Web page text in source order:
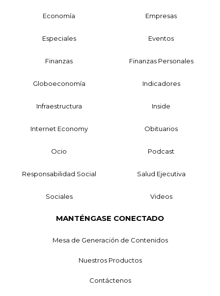
Economía Empresas
Especiales Eventos
Finanzas Finanzas Personales
Globoeconomía Indicadores
Infraestructura Inside
Internet Economy Obituarios
Ocio Podcast
Responsabilidad Social Salud Ejecutiva
Sociales Videos
MANTÉNGASE CONECTADO
Mesa de Generación de Contenidos
Nuestros Productos
Contáctenos